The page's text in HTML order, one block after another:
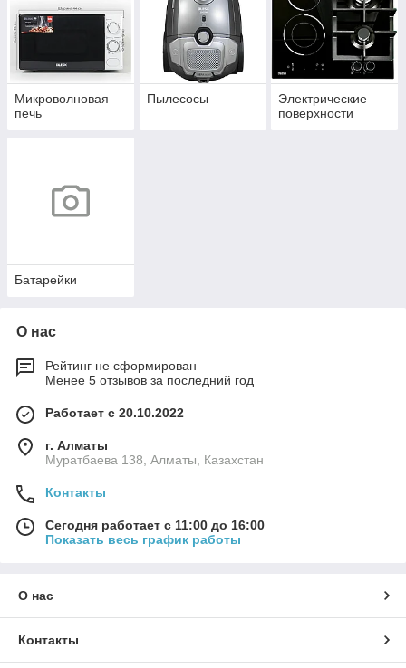
Микроволновая
печь
Пылесосы
Электрические
поверхности
Батарейки
О нас
Рейтинг не сформирован
Менее 5 отзывов за последний год
Работает с 20.10.2022
г. Алматы
Муратбаева 138, Алматы, Казахстан
Контакты
Сегодня работает с 11:00 до 16:00
Показать весь график работы
О нас
Контакты